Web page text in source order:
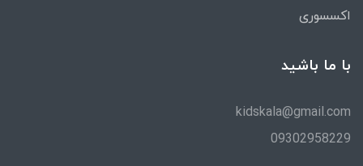
اکسسوری
با ما باشید
kidskala@gmail.com
09302958229